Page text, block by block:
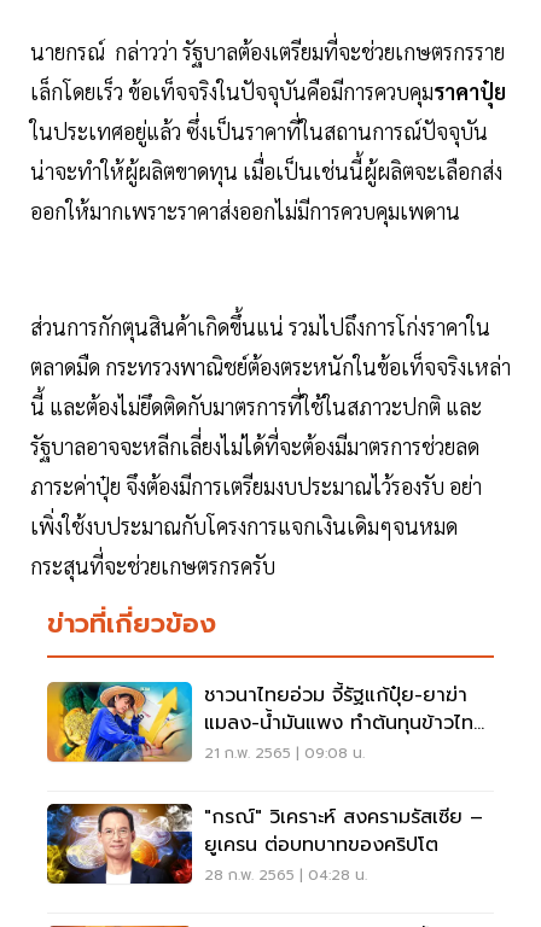
นายกรณ์ กล่าวว่า รัฐบาลต้องเตรียมที่จะช่วยเกษตรกรราย
เล็กโดยเร็ว ข้อเท็จจริงในปัจจุบันคือมีการควบคุมราคาปุ๋ย
ในประเทศอยู่แล้ว ซึ่งเป็นราคาที่ในสถานการณ์ปัจจุบัน
น่าจะทำให้ผู้ผลิตขาดทุน เมื่อเป็นเช่นนี้ผู้ผลิตจะเลือกส่ง
ออกให้มากเพราะราคาส่งออกไม่มีการควบคุมเพดาน
ส่วนการกักตุนสินค้าเกิดขึ้นแน่ รวมไปถึงการโก่งราคาใน
ตลาดมืด กระทรวงพาณิชย์ต้องตระหนักในข้อเท็จจริงเหล่า
นี้ และต้องไม่ยึดติดกับมาตรการที่ใช้ในสภาวะปกติ และ
รัฐบาลอาจจะหลีกเลี่ยงไม่ได้ที่จะต้องมีมาตรการช่วยลด
ภาระค่าปุ๋ย จึงต้องมีการเตรียมงบประมาณไว้รองรับ อย่า
เพิ่งใช้งบประมาณกับโครงการแจกเงินเดิมๆจนหมด
กระสุนที่จะช่วยเกษตรกรครับ
ข่าวที่เกี่ยวข้อง
ชาวนาไทยอ่วม จี้รัฐแก้ปุ๋ย-ยาฆ่า
แมลง-น้ำมันแพง ทำต้นทุนข้าวไทย
พุ่ง
21 ก.พ. 2565 | 09:08 น.
"กรณ์" วิเคราะห์ สงครามรัสเซีย –
ยูเครน ต่อบทบาทของคริปโต
28 ก.พ. 2565 | 04:28 น.